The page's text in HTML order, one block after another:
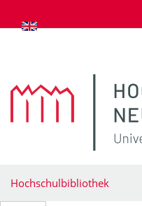
zum Inhalt springen
Hochschulbibliothek